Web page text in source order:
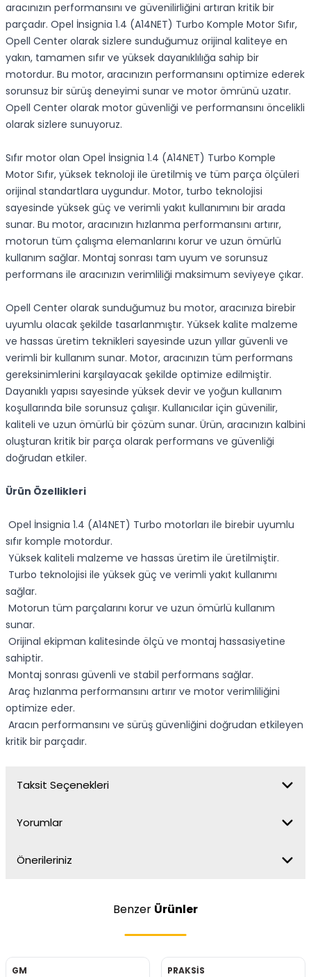
aracınızın performansını ve güvenilirliğini artıran kritik bir
parçadır. Opel İnsignia 1.4 (A14NET) Turbo Komple Motor Sıfır,
Opell Center olarak sizlere sunduğumuz orijinal kaliteye en
yakın, tamamen sıfır ve yüksek dayanıklılığa sahip bir
motordur. Bu motor, aracınızın performansını optimize ederek
sorunsuz bir sürüş deneyimi sunar ve motor ömrünü uzatır.
Opell Center olarak motor güvenliği ve performansını öncelikli
olarak sizlere sunuyoruz.
Sıfır motor olan Opel İnsignia 1.4 (A14NET) Turbo Komple
Motor Sıfır, yüksek teknoloji ile üretilmiş ve tüm parça ölçüleri
orijinal standartlara uygundur. Motor, turbo teknolojisi
sayesinde yüksek güç ve verimli yakıt kullanımını bir arada
sunar. Bu motor, aracınızın hızlanma performansını artırır,
motorun tüm çalışma elemanlarını korur ve uzun ömürlü
kullanım sağlar. Montaj sonrası tam uyum ve sorunsuz
performans ile aracınızın verimliliği maksimum seviyeye çıkar.
Opell Center olarak sunduğumuz bu motor, aracınıza birebir
uyumlu olacak şekilde tasarlanmıştır. Yüksek kalite malzeme
ve hassas üretim teknikleri sayesinde uzun yıllar güvenli ve
verimli bir kullanım sunar. Motor, aracınızın tüm performans
gereksinimlerini karşılayacak şekilde optimize edilmiştir.
Dayanıklı yapısı sayesinde yüksek devir ve yoğun kullanım
koşullarında bile sorunsuz çalışır. Kullanıcılar için güvenilir,
kaliteli ve uzun ömürlü bir çözüm sunar. Ürün, aracınızın kalbini
oluşturan kritik bir parça olarak performans ve güvenliği
doğrudan etkiler.
Ürün Özellikleri
Opel İnsignia 1.4 (A14NET) Turbo motorları ile birebir uyumlu
sıfır komple motordur.
Yüksek kaliteli malzeme ve hassas üretim ile üretilmiştir.
Turbo teknolojisi ile yüksek güç ve verimli yakıt kullanımı
sağlar.
Motorun tüm parçalarını korur ve uzun ömürlü kullanım
sunar.
Orijinal ekipman kalitesinde ölçü ve montaj hassasiyetine
sahiptir.
Montaj sonrası güvenli ve stabil performans sağlar.
Araç hızlanma performansını artırır ve motor verimliliğini
optimize eder.
Aracın performansını ve sürüş güvenliğini doğrudan etkileyen
kritik bir parçadır.
Taksit Seçenekleri
Yorumlar
Önerileriniz
Benzer Ürünler
GM
PRAKSİS